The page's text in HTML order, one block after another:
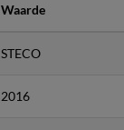
Waarde
STECO
2016